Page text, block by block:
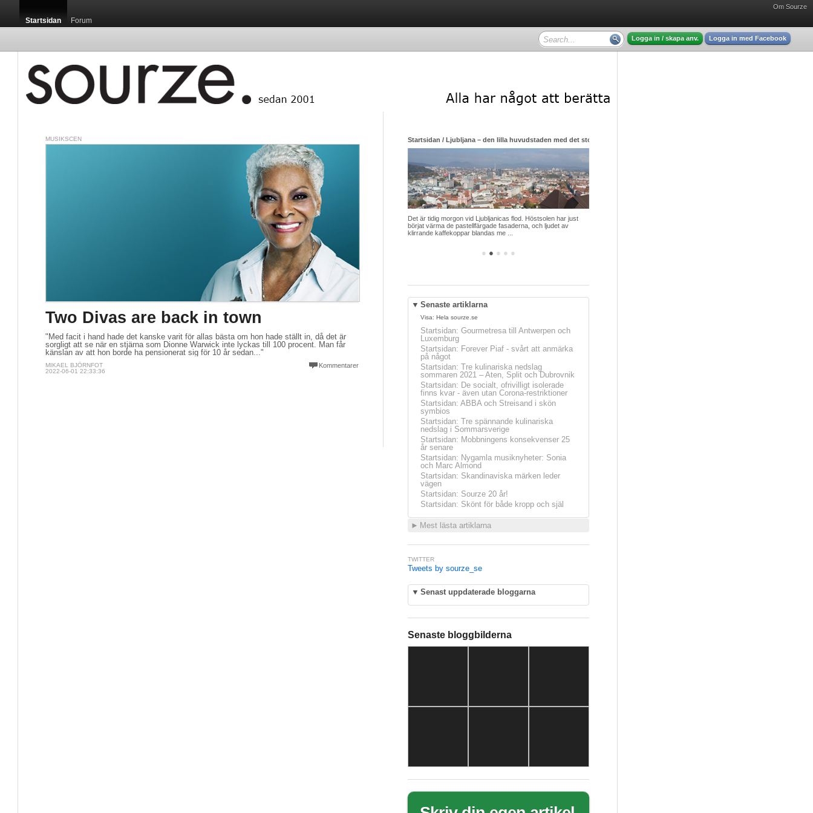
Om Sourze
Startsidan Forum
Logga in / skapa anv. Logga in med Facebook
MUSIKSCEN
Two Divas are back in town
"Med facit i hand hade det kanske varit för allas bästa om hon hade ställt in, då det är
sorgligt att se när en stjärna som Dionne Warwick inte lyckas till 100 procent. Man får
känslan av att hon borde ha pensionerat sig för 10 år sedan..."
Kommentarer
MIKAEL BJÖRNFOT
2022-06-01 22:33:36
● ● ● ● ●
Startsidan / Ljubljana – den lilla huvudstaden med det stora hjärtat
Det är tidig morgon vid Ljubljanicas flod. Höstsolen har just
börjat värma de pastellfärgade fasaderna, och ljudet av
klirrande kaffekoppar blandas me ...
▼ Senaste artiklarna
Visa: Hela sourze.se
Startsidan: Gourmetresa till Antwerpen och
Luxemburg
Startsidan: Forever Piaf - svårt att anmärka
på något
Startsidan: Tre kulinariska nedslag
sommaren 2021 – Aten, Split och Dubrovnik
Startsidan: De socialt, ofrivilligt isolerade
finns kvar - även utan Corona-restriktioner
Startsidan: ABBA och Streisand i skön
symbios
Startsidan: Tre spännande kulinariska
nedslag i Sommarsverige
Startsidan: Mobbningens konsekvenser 25
år senare
Startsidan: Nygamla musiknyheter: Sonia
och Marc Almond
Startsidan: Skandinaviska märken leder
vägen
Startsidan: Sourze 20 år!
Startsidan: Skönt för både kropp och själ
► Mest lästa artiklarna
TWITTER
Tweets by sourze_se
▼ Senast uppdaterade bloggarna
Senaste bloggbilderna